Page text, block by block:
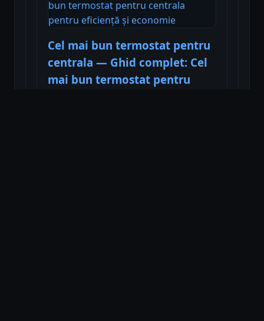
Cel mai bun termostat pentru
centrala — Ghid complet: Cel
mai bun termostat pentru